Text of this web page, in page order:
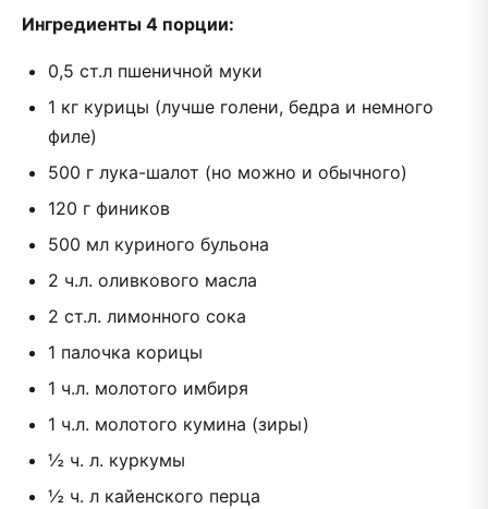
Ингредиенты 4 порции:
0,5 ст.л пшеничной муки
1 кг курицы (лучше голени, бедра и немного
филе)
500 г лука-шалот (но можно и обычного)
120 г фиников
500 мл куриного бульона
2 ч.л. оливкового масла
2 ст.л. лимонного сока
1 палочка корицы
1 ч.л. молотого имбиря
1 ч.л. молотого кумина (зиры)
½ ч. л. куркумы
½ ч. л кайенского перца